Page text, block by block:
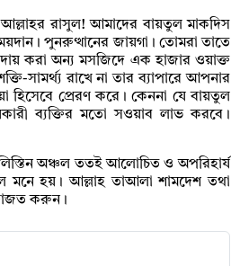
আল্লাহর রাসুল! আমাদের বায়তুল মাকদিস
পুনরুত্থানের জায়গা। তোমরা তাতে
করা অন্য মসজিদে এক হাজার ওয়াক্ত
সামর্থ্য রাখে না তার ব্যাপারে আপনার
হিসেবে প্রেরণ করে। কেননা যে বায়তুল
ব্যক্তির মতো সওয়াব লাভ করবে।
অঞ্চল ততই আলোচিত ও অপরিহার্য
মনে হয়। আল্লাহ তাআলা শামদেশ তথা
করুন।